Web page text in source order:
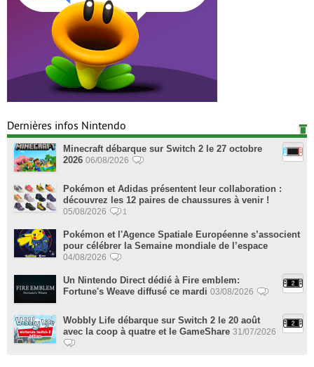
Dernières infos Nintendo
Minecraft débarque sur Switch 2 le 27 octobre
2026 06/08/2026
Pokémon et Adidas présentent leur collaboration :
découvrez les 12 paires de chaussures à venir !
05/08/2026 1
Pokémon et l'Agence Spatiale Européenne s’associent
pour célébrer la Semaine mondiale de l’espace
04/08/2026
Un Nintendo Direct dédié à Fire emblem:
Fortune's Weave diffusé ce mardi 03/08/2026
Wobbly Life débarque sur Switch 2 le 20 août
avec la coop à quatre et le GameShare 31/07/2026